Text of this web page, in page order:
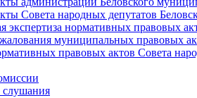
Совета народных депутатов
экспертиза нормативных правовых
муниципальных правовых
правовых актов Совета